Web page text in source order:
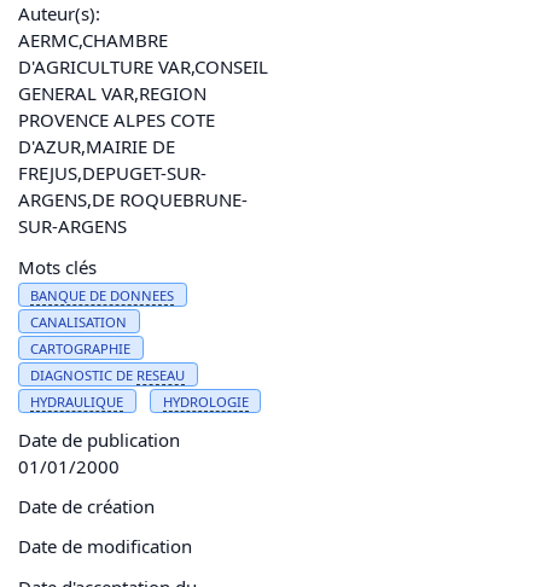
Auteur(s):
AERMC,CHAMBRE
D'AGRICULTURE VAR,CONSEIL
GENERAL VAR,REGION
PROVENCE ALPES COTE
D'AZUR,MAIRIE DE
FREJUS,DEPUGET-SUR-
ARGENS,DE ROQUEBRUNE-
SUR-ARGENS
Mots clés
BANQUE DE DONNEES
CANALISATION
CARTOGRAPHIE
DIAGNOSTIC DE RESEAU
HYDRAULIQUE
HYDROLOGIE
Date de publication
01/01/2000
Date de création
Date de modification